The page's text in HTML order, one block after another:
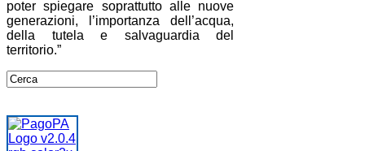
poter spiegare soprattutto alle nuove
generazioni, l’importanza dell’acqua,
della tutela e salvaguardia del
territorio.”